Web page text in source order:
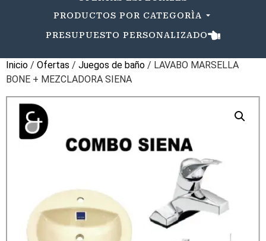
PRODUCTOS POR CATEGORÌA
PRESUPUESTO PERSONALIZADO
Inicio / Ofertas / Juegos de baño / LAVABO MARSELLA
BONE + MEZCLADORA SIENA